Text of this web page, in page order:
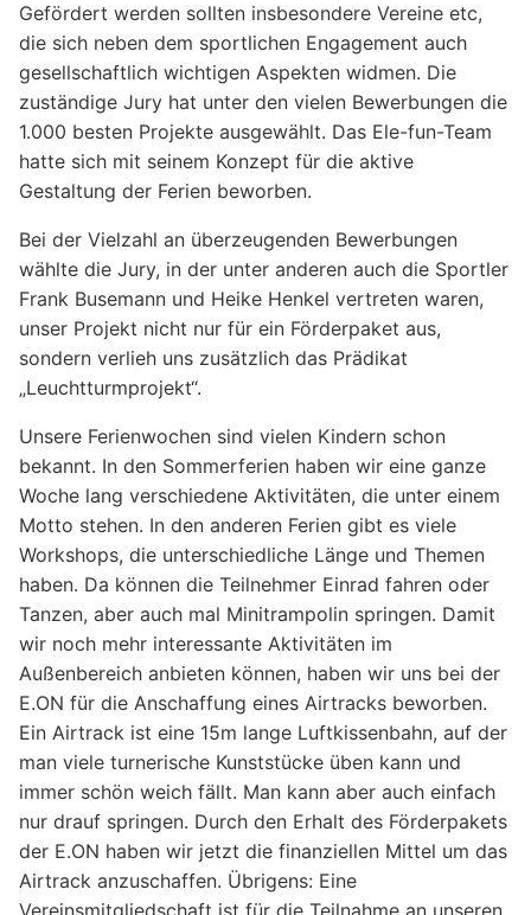
Gefördert werden sollten insbesondere Vereine etc,
die sich neben dem sportlichen Engagement auch
gesellschaftlich wichtigen Aspekten widmen. Die
zuständige Jury hat unter den vielen Bewerbungen die
1.000 besten Projekte ausgewählt. Das Ele-fun-Team
hatte sich mit seinem Konzept für die aktive
Gestaltung der Ferien beworben.
Bei der Vielzahl an überzeugenden Bewerbungen
wählte die Jury, in der unter anderen auch die Sportler
Frank Busemann und Heike Henkel vertreten waren,
unser Projekt nicht nur für ein Förderpaket aus,
sondern verlieh uns zusätzlich das Prädikat
„Leuchtturmprojekt“.
Unsere Ferienwochen sind vielen Kindern schon
bekannt. In den Sommerferien haben wir eine ganze
Woche lang verschiedene Aktivitäten, die unter einem
Motto stehen. In den anderen Ferien gibt es viele
Workshops, die unterschiedliche Länge und Themen
haben. Da können die Teilnehmer Einrad fahren oder
Tanzen, aber auch mal Minitrampolin springen. Damit
wir noch mehr interessante Aktivitäten im
Außenbereich anbieten können, haben wir uns bei der
E.ON für die Anschaffung eines Airtracks beworben.
Ein Airtrack ist eine 15m lange Luftkissenbahn, auf der
man viele turnerische Kunststücke üben kann und
immer schön weich fällt. Man kann aber auch einfach
nur drauf springen. Durch den Erhalt des Förderpakets
der E.ON haben wir jetzt die finanziellen Mittel um das
Airtrack anzuschaffen. Übrigens: Eine